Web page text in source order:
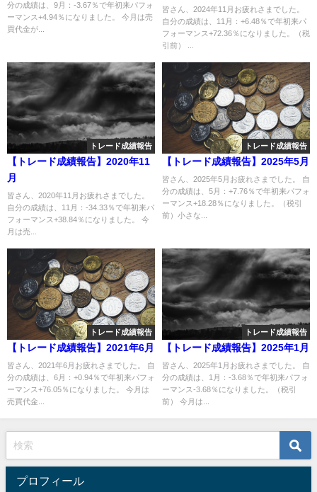
分の成績は、9月：-3.67％で年初来パフォ
ーマンス+4.94％になりました。 今月は売
買代金が...
皆さん、2024年11月お疲れさまでした。
自分の成績は、11月：+6.48％で年初来パ
フォーマンス+72.36％になりました。（税
引前） ...
トレード成績報告
【トレード成績報告】2020年11
月
皆さん、2020年11月お疲れさまでした。
自分の成績は、11月：-34.33％で年初来パ
フォーマンス+38.84％になりました。 今
月は売...
トレード成績報告
【トレード成績報告】2025年5月
皆さん、2025年5月お疲れさまでした。 自
分の成績は、5月：+7.76％で年初来パフォ
ーマンス+18.28％になりました。（税引
前）小さな...
トレード成績報告
【トレード成績報告】2021年6月
皆さん、2021年6月お疲れさまでした。 自
分の成績は、6月：+0.94％で年初来パフォ
ーマンス+76.05％になりました。 今月は
売買代金...
トレード成績報告
【トレード成績報告】2025年1月
皆さん、2025年1月お疲れさまでした。 自
分の成績は、1月：-3.68％で年初来パフォ
ーマンス-3.68％になりました。（税引
前） 今月は...
プロフィール